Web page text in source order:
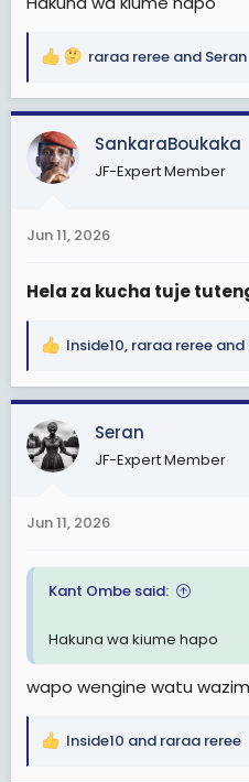
R
a
c
t
i
s
raraa reree and Seran
SankaraBoukaka
JF-Expert Member
Jun 11, 2026
Hela za kucha tuje
R
a
c
t
i
s
Inside10, raraa reree and
Seran
JF-Expert Member
Jun 11, 2026
Kant Ombe said:
Hakuna wa kiume hapo
wapo wengine watu
R
Inside10 and raraa reree